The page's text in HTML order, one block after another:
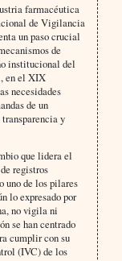
farmacéutica
de Vigilancia
un paso crucial
de
institucional del
en el XIX
necesidades
de un
y
que lidera el
registros
uno de los pilares
lo expresado por
no vigila ni
se han centrado
cumplir con su
(IVC) de los